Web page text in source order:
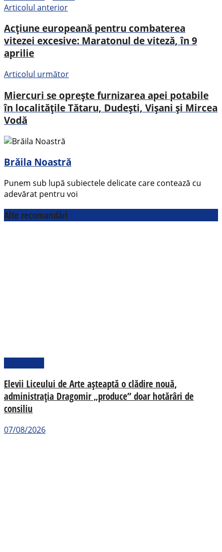
Articolul anterior
Acțiune europeană pentru combaterea
vitezei excesive: Maratonul de viteză, în 9
aprilie
Articolul următor
Miercuri se oprește furnizarea apei potabile
în localitățile Tătaru, Dudești, Vișani și Mircea
Vodă
Brăila Noastră
Punem sub lupă subiectele delicate care contează cu
adevărat pentru voi
Alte recomandări
Elevii Liceului de Arte așteaptă o clădire nouă,
administrația Dragomir „produce” doar hotărâri de
consiliu
07/08/2026